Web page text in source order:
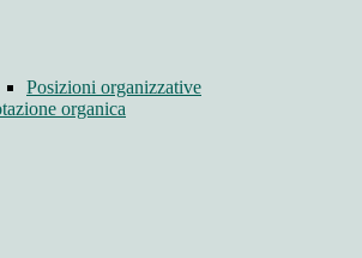
Posizioni organizzative
organica